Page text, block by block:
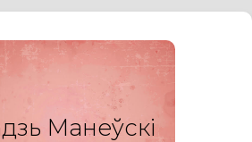
Манеўскі